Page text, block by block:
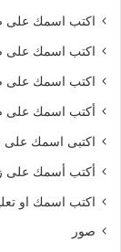
اكتب اسمك على
اكتب اسمك على
اكتب اسمك على
أكتب اسمك على
اكتبى اسمك على
أكتب أسمك على
اكتب اسمك او
صور